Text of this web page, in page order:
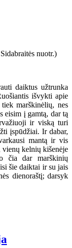
daiktus užtrunka
išvykti apie
marškinėlių, nes
eisim į gamtą, dar tą
ir viską turi
įspūdžiai. Ir dabar,
mantą ir vis
vienų kelnių kišenėje
čia dar marškinių
šie daiktai ir su jais
dienoraštį; darsyk